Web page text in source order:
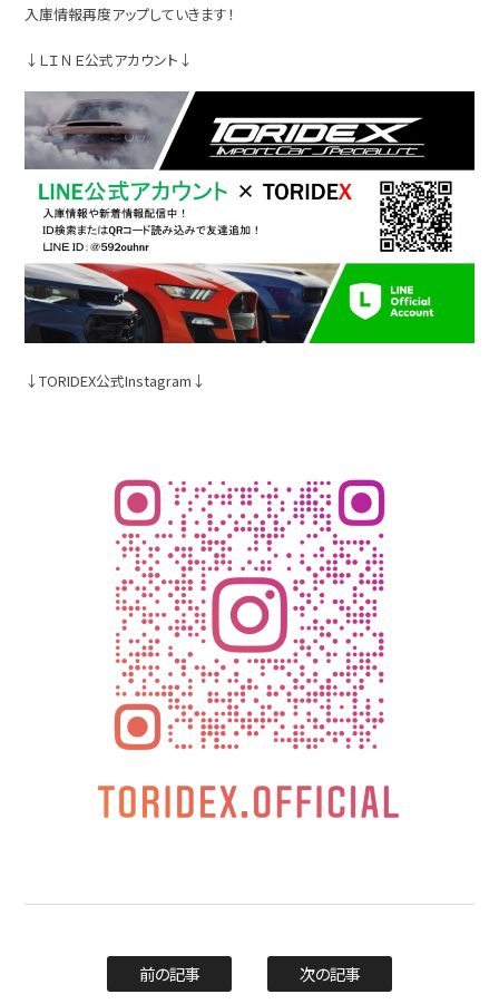
入庫情報再度アップしていきます！
↓ＬＩＮＥ公式アカウント↓
↓TORIDEX公式Instagram↓
前の記事 次の記事